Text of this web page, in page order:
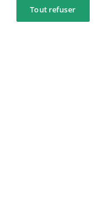
Tout refuser